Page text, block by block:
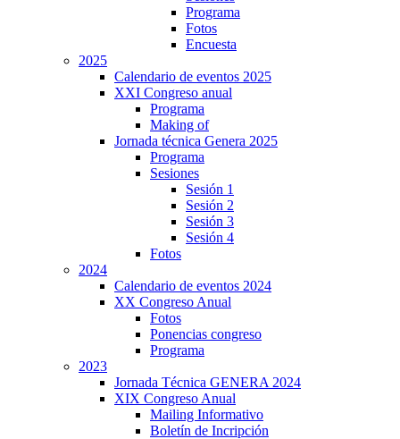
Programa
Fotos
Encuesta
2025
Calendario de eventos 2025
XXI Congreso anual
Programa
Making of
Jornada técnica Genera 2025
Programa
Sesiones
Sesión 1
Sesión 2
Sesión 3
Sesión 4
Fotos
2024
Calendario de eventos 2024
XX Congreso Anual
Fotos
Ponencias congreso
Programa
2023
Jornada Técnica GENERA 2024
XIX Congreso Anual
Mailing Informativo
Boletín de Incripción